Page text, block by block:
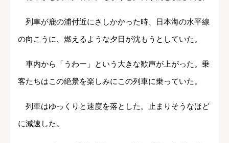
列車が鹿の浦付近にさしかかった時、日本海の水平線
の向こうに、燃えるような夕日が沈もうとしていた。
車内から「うわー」という大きな歓声が上がった。乗
客たちはこの絶景を楽しみにこの列車に乗っていた。
列車はゆっくりと速度を落とした。止まりそうなほど
に減速した。